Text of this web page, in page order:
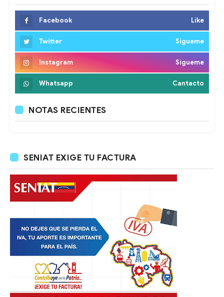
Facebook Like
Twitter Sigueme
Instagram Sigueme
Whatsapp Cantacto
NOTAS RECIENTES
SENIAT EXIGE TU FACTURA